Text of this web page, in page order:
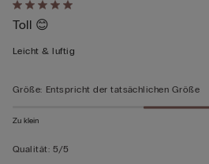
Mit
5
von
bewertet
Toll 😊
Leicht & luftig
Größe: Entspricht der tatsächlichen Größe
Zu klein
Qualität: 5/5